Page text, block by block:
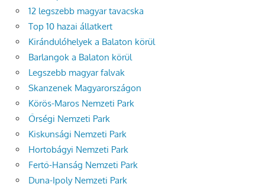
12 legszebb magyar tavacska
Top 10 hazai állatkert
Kirándulóhelyek a Balaton körül
Barlangok a Balaton körül
Legszebb magyar falvak
Skanzenek Magyarországon
Körös-Maros Nemzeti Park
Őrségi Nemzeti Park
Kiskunsági Nemzeti Park
Hortobágyi Nemzeti Park
Fertő-Hanság Nemzeti Park
Duna-Ipoly Nemzeti Park